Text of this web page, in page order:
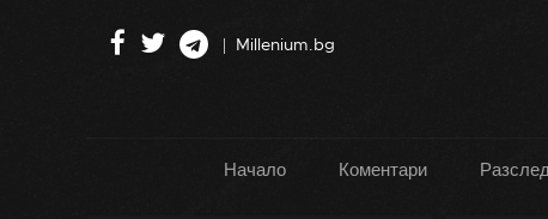
Millenium.bg
Начало Коментари